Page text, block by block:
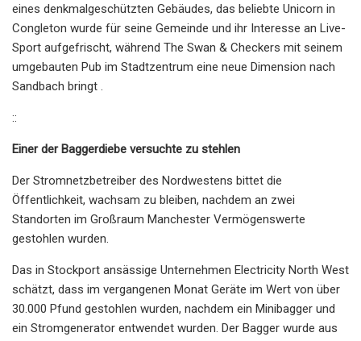
eines denkmalgeschützten Gebäudes, das beliebte Unicorn in
Congleton wurde für seine Gemeinde und ihr Interesse an Live-
Sport aufgefrischt, während The Swan & Checkers mit seinem
umgebauten Pub im Stadtzentrum eine neue Dimension nach
Sandbach bringt .
::
Einer der Baggerdiebe versuchte zu stehlen
Der Stromnetzbetreiber des Nordwestens bittet die
Öffentlichkeit, wachsam zu bleiben, nachdem an zwei
Standorten im Großraum Manchester Vermögenswerte
gestohlen wurden.
Das in Stockport ansässige Unternehmen Electricity North West
schätzt, dass im vergangenen Monat Geräte im Wert von über
30.000 Pfund gestohlen wurden, nachdem ein Minibagger und
ein Stromgenerator entwendet wurden. Der Bagger wurde aus